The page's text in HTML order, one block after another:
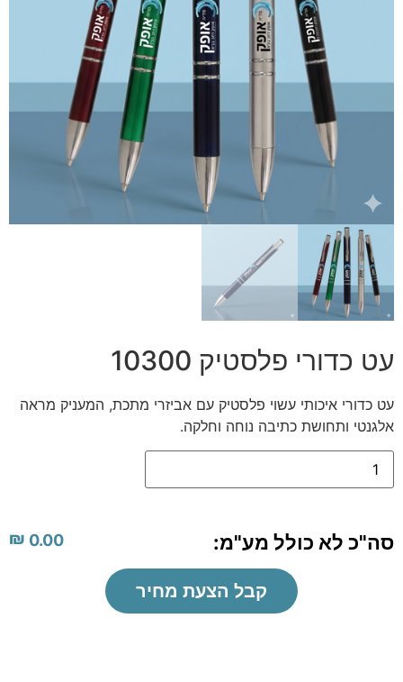
עט כדורי פלסטיק 10300
עט כדורי איכותי עשוי פלסטיק עם אביזרי מתכת, המעניק מראה
אלגנטי ותחושת כתיבה נוחה וחלקה.
סה"כ לא כולל מע"מ: ₪ 0.00
קבל הצעת מחיר